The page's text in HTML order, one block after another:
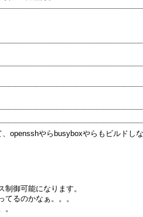
opensshやらbusyboxやらもビルドし
御可能になります。
るのかなぁ。。。